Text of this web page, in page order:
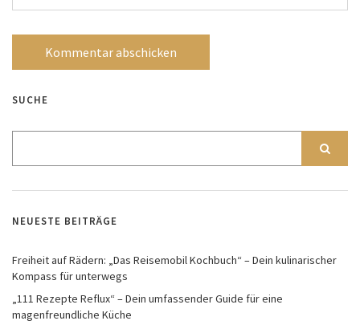
SUCHE
NEUESTE BEITRÄGE
Freiheit auf Rädern: „Das Reisemobil Kochbuch“ – Dein kulinarischer
Kompass für unterwegs
„111 Rezepte Reflux“ – Dein umfassender Guide für eine
magenfreundliche Küche